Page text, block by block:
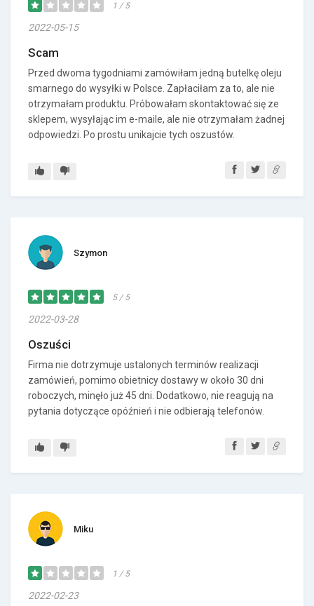
1 / 5
2022-05-15
Scam
Przed dwoma tygodniami zamówiłam jedną butelkę oleju
smarnego do wysyłki w Polsce. Zapłaciłam za to, ale nie
otrzymałam produktu. Próbowałam skontaktować się ze
sklepem, wysyłając im e-maile, ale nie otrzymałam żadnej
odpowiedzi. Po prostu unikajcie tych oszustów.
Szymon
5 / 5
2022-03-28
Oszuści
Firma nie dotrzymuje ustalonych terminów realizacji
zamówień, pomimo obietnicy dostawy w około 30 dni
roboczych, minęło już 45 dni. Dodatkowo, nie reagują na
pytania dotyczące opóźnień i nie odbierają telefonów.
Miku
1 / 5
2022-02-23